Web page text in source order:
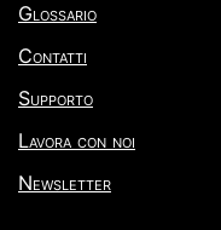
Glossario
Contatti
Supporto
Lavora con noi
Newsletter